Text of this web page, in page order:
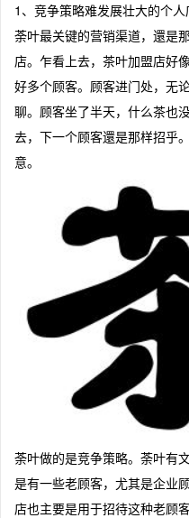
1、竞争策略难发展壮大的个人
荼叶最关键的营销渠道，還是
店。乍看上去，茶叶加盟店好
好多个顾客。顾客进门处，无
聊。顾客坐了半天，什么茶也
去，下一个顾客還是那样招乎
意。
荼叶做的是竞争策略。荼叶有
是有一些老顾客，尤其是企业
店也主要是用于招待这种老顾